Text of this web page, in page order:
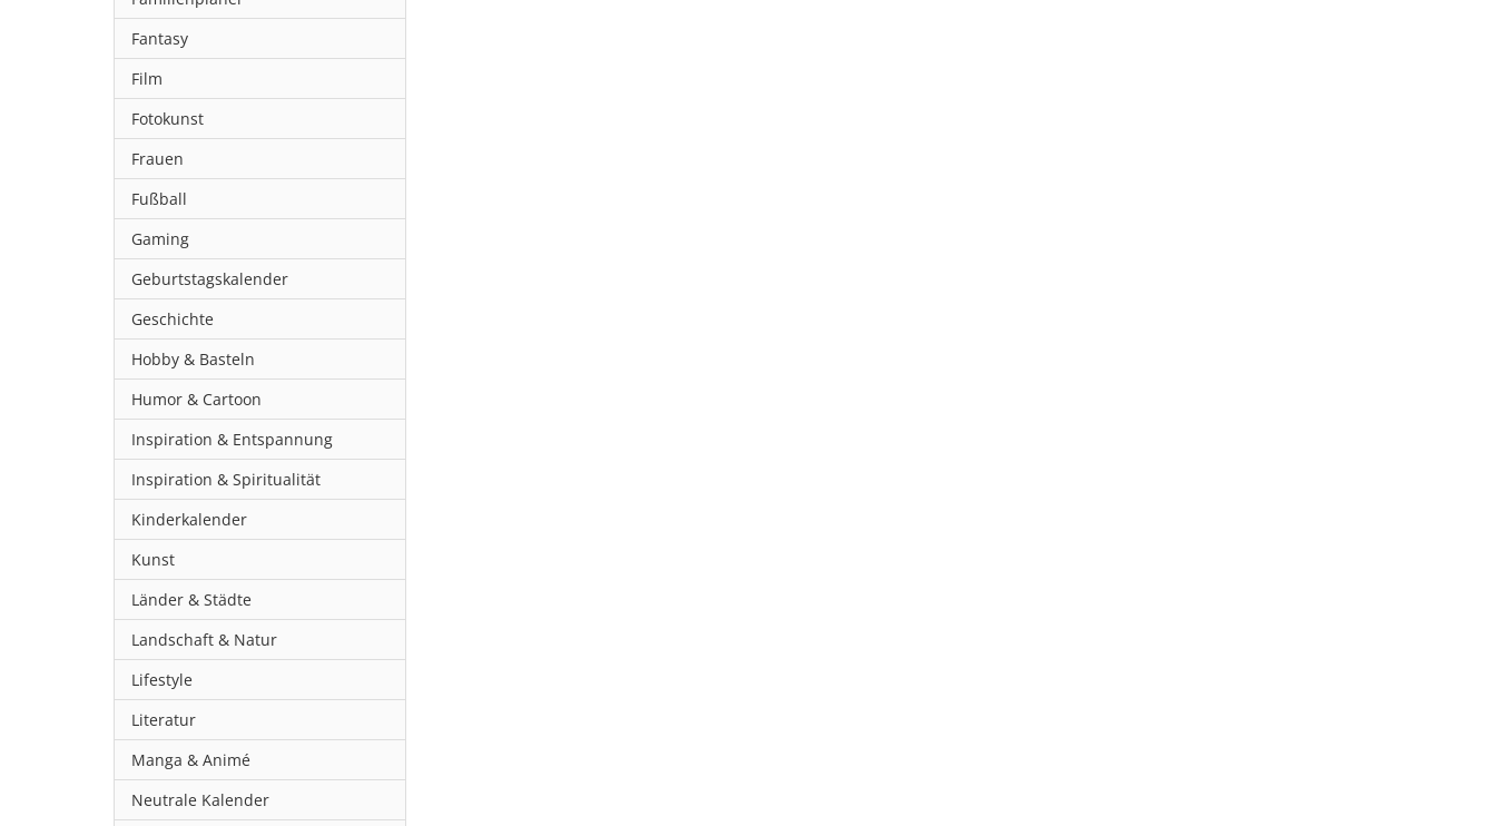
Fantasy
Film
Fotokunst
Frauen
Fußball
Gaming
Geburtstagskalender
Geschichte
Hobby & Basteln
Humor & Cartoon
Inspiration & Entspannung
Inspiration & Spiritualität
Kinderkalender
Kunst
Länder & Städte
Landschaft & Natur
Lifestyle
Literatur
Manga & Animé
Neutrale Kalender